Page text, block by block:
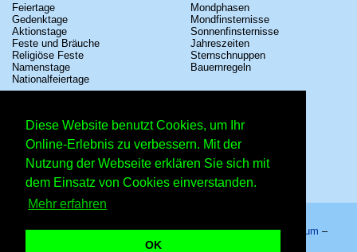
Diese Website benutzt Cookies, um Ihr
Online-Erlebnis zu verbessern. Mit der
Nutzung der Webseite erklären Sie sich mit
dem Einsatz von Cookies einverstanden.
Mehr erfahren
OK
Feiertage
Gedenktage
Aktionstage
Feste und Bräuche
Religiöse Feste
Namenstage
Nationalfeiertage
Mondphasen
Mondfinsternisse
Sonnenfinsternisse
Jahreszeiten
Sternschnuppen
Bauernregeln
Kinostarts
Festivals
Fußball
Comedy
Shows
Sternzeichen
Schalttage
Messen
Erinnerungen
Volksfeste
Startseite–Kalender–Lexikon–App–Sitemap–Impressum –
Datenschutzhinweis